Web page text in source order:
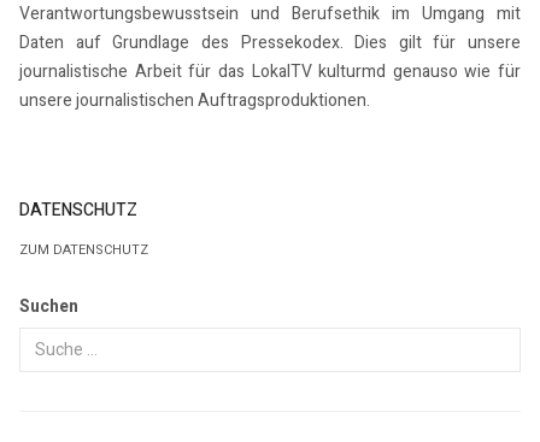
Verantwortungsbewusstsein und Berufsethik im Umgang mit
Daten auf Grundlage des Pressekodex. Dies gilt für unsere
journalistische Arbeit für das LokalTV kulturmd genauso wie für
unsere journalistischen Auftragsproduktionen.
DATENSCHUTZ
ZUM DATENSCHUTZ
Suchen